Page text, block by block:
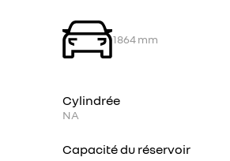
1864mm
Cylindrée
NA
Capacité du réservoir